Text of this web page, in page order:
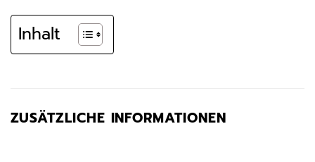
Inhalt
ZUSÄTZLICHE INFORMATIONEN